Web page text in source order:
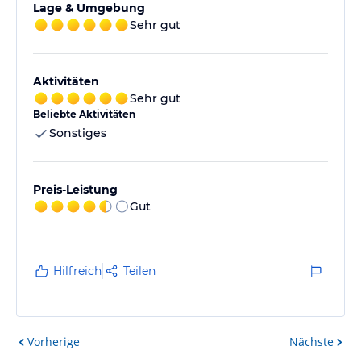
Lage & Umgebung
Sehr gut
Aktivitäten
Sehr gut
Beliebte Aktivitäten
Sonstiges
Preis-Leistung
Gut
Hilfreich Teilen
Vorherige Nächste